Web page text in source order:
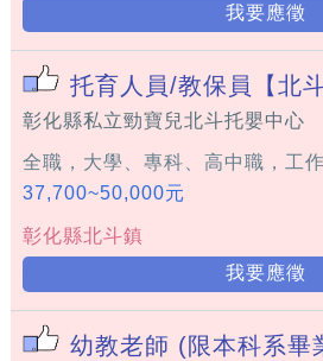
我要應徵
托育人員/教保員【北
彰化縣私立勁寶兒北斗托嬰中心
全職，大學、專科、高中職，工
37,700~50,000元
彰化縣北斗鎮
我要應徵
幼教老師 (限本科系畢